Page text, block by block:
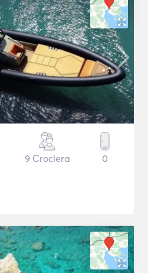
9 Crociera 0